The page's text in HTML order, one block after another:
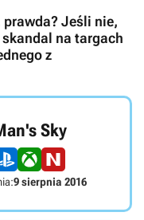
Jeśli nie,
skandal na targach
z
Sky
9 sierpnia 2016